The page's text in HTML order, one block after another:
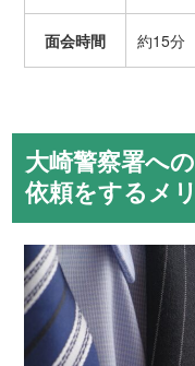
面会時間 約15分
大崎警察署へ
依頼をするメ